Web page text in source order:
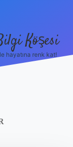
Köşesi
hayatına renk kat!